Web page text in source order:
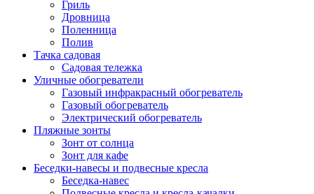
Гриль
Дровница
Поленница
Полив
Тачка садовая
Садовая тележка
Уличные обогреватели
Газовый инфракрасный обогреватель
Газовый обогреватель
Электрический обогреватель
Пляжные зонты
Зонт от солнца
Зонт для кафе
Беседки-навесы и подвесные кресла
Беседка-навес